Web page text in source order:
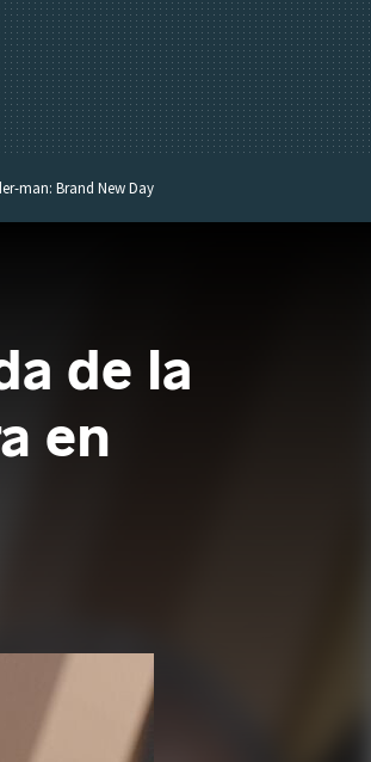
man: Brand New Day
de la
en